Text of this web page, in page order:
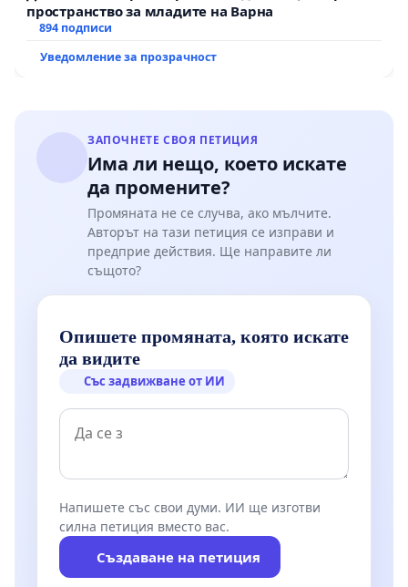
пространство за младите на Варна
894 подписи
Уведомление за прозрачност
ЗАПОЧНЕТЕ СВОЯ ПЕТИЦИЯ
Има ли нещо, което искате
да промените?
Промяната не се случва, ако мълчите.
Авторът на тази петиция се изправи и
предприе действия. Ще направите ли
същото?
Опишете промяната, която искате
да видите
Със задвижване от ИИ
Напишете със свои думи. ИИ ще изготви
силна петиция вместо вас.
Създаване на петиция